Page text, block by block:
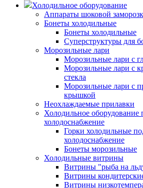
Холодильное оборудование
Аппараты шоковой
Бонеты холодильные
Бонеты холодильные
Суперструктуры для
Морозильные лари
Морозильные лари с
Морозильные лари с
стекла
Морозильные лари с
крышкой
Неохлаждаемые прилавки
Холодильное оборудование
холодоснабжение
Горки холодильные
холодоснабжение
Бонеты морозильные
Холодильные витрины
Витрины "рыба на
Витрины
Витрины